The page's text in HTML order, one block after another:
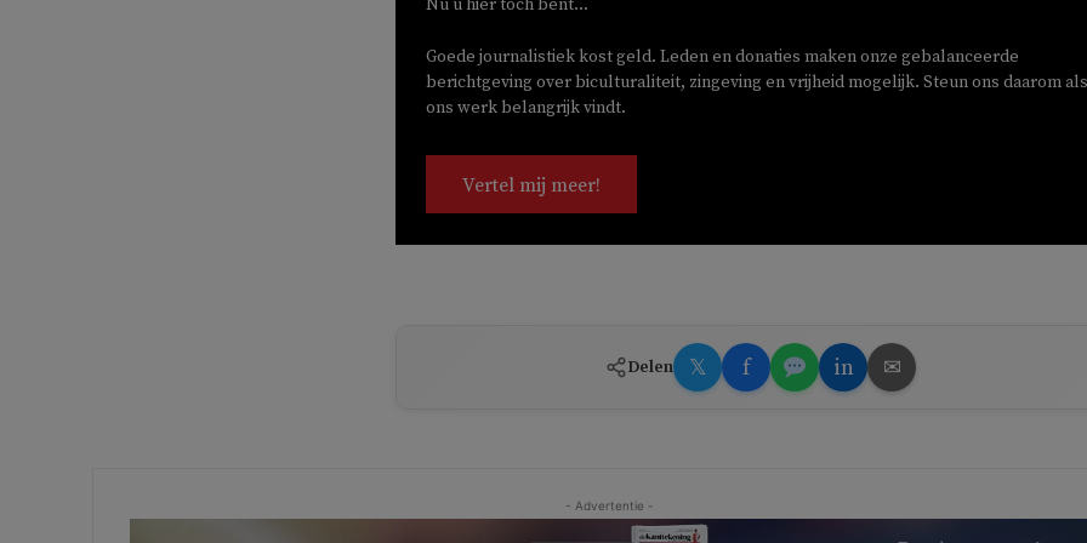
Nu u hier toch bent...
Goede journalistiek kost geld. Leden en donaties maken onze gebalanceerde
berichtgeving over biculturaliteit, zingeving en vrijheid mogelijk. Steun ons daarom
ons werk belangrijk vindt.
Vertel mij meer!
Delen 𝕏 f in ✉
- Advertentie -